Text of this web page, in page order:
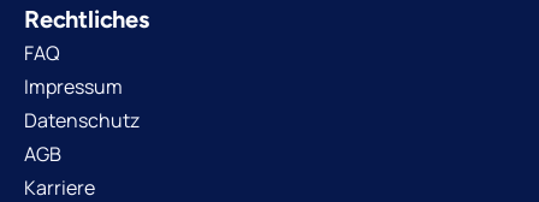
Rechtliches
FAQ
Impressum
Datenschutz
AGB
Karriere